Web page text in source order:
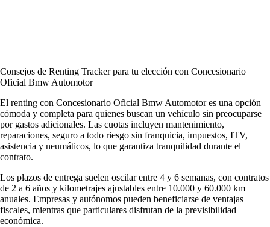
Consejos de Renting Tracker para tu elección con Concesionario
Oficial Bmw Automotor
El renting con Concesionario Oficial Bmw Automotor es una opción
cómoda y completa para quienes buscan un vehículo sin preocuparse
por gastos adicionales. Las cuotas incluyen mantenimiento,
reparaciones, seguro a todo riesgo sin franquicia, impuestos, ITV,
asistencia y neumáticos, lo que garantiza tranquilidad durante el
contrato.
Los plazos de entrega suelen oscilar entre 4 y 6 semanas, con contratos
de 2 a 6 años y kilometrajes ajustables entre 10.000 y 60.000 km
anuales. Empresas y autónomos pueden beneficiarse de ventajas
fiscales, mientras que particulares disfrutan de la previsibilidad
económica.